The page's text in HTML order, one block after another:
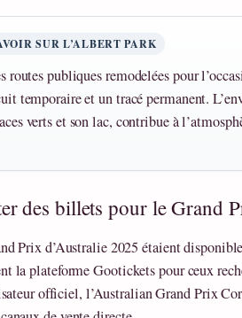
SUR L’ALBERT PARK
publiques remodelées pour
temporaire et un tracé permanent.
verts et son lac, contribue à
des billets pour le Grand
Prix d’Australie 2025 étaient
la plateforme Gootickets pour ceux
officiel, l’Australian Grand Prix